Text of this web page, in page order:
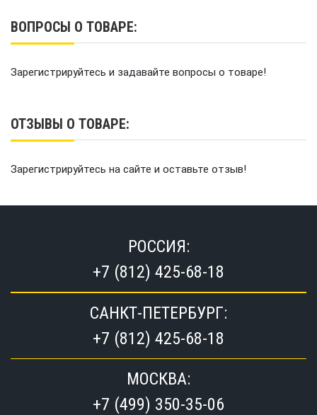
ВОПРОСЫ О ТОВАРЕ:
Зарегистрируйтесь и задавайте вопросы о товаре!
ОТЗЫВЫ О ТОВАРЕ:
Зарегистрируйтесь на сайте и оставьте отзыв!
РОССИЯ:
+7 (812) 425-68-18
САНКТ-ПЕТЕРБУРГ:
+7 (812) 425-68-18
МОСКВА:
+7 (499) 350-35-06